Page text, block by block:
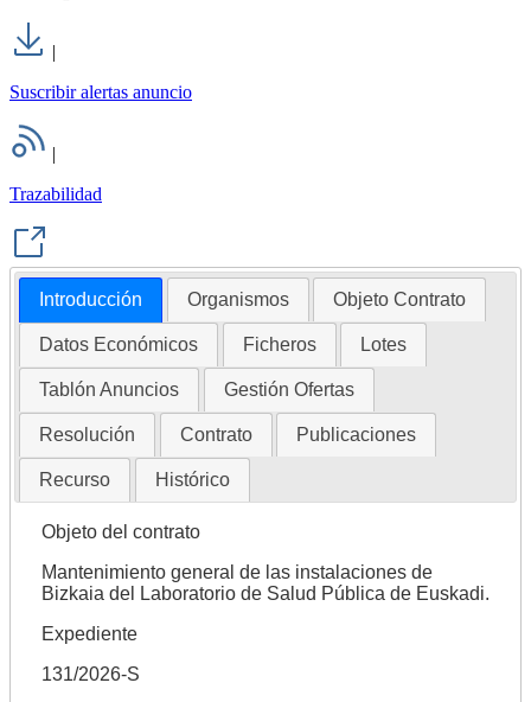
|
Suscribir alertas anuncio
|
Trazabilidad
Introducción Organismos Objeto Contrato
Datos Económicos Ficheros Lotes
Tablón Anuncios Gestión Ofertas
Resolución Contrato Publicaciones
Recurso Histórico
Objeto del contrato
Mantenimiento general de las instalaciones de
Bizkaia del Laboratorio de Salud Pública de Euskadi.
Expediente
131/2026-S